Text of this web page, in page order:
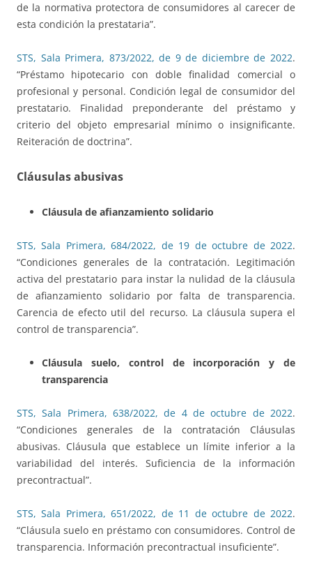
de la normativa protectora de consumidores al carecer de
esta condición la prestataria”.
STS, Sala Primera, 873/2022, de 9 de diciembre de 2022.
“Préstamo hipotecario con doble finalidad comercial o
profesional y personal. Condición legal de consumidor del
prestatario. Finalidad preponderante del préstamo y
criterio del objeto empresarial mínimo o insignificante.
Reiteración de doctrina”.
Cláusulas abusivas
Cláusula de afianzamiento solidario
STS, Sala Primera, 684/2022, de 19 de octubre de 2022.
“Condiciones generales de la contratación. Legitimación
activa del prestatario para instar la nulidad de la cláusula
de afianzamiento solidario por falta de transparencia.
Carencia de efecto util del recurso. La cláusula supera el
control de transparencia”.
Cláusula suelo, control de incorporación y de
transparencia
STS, Sala Primera, 638/2022, de 4 de octubre de 2022.
“Condiciones generales de la contratación Cláusulas
abusivas. Cláusula que establece un límite inferior a la
variabilidad del interés. Suficiencia de la información
precontractual”.
STS, Sala Primera, 651/2022, de 11 de octubre de 2022.
“Cláusula suelo en préstamo con consumidores. Control de
transparencia. Información precontractual insuficiente”.